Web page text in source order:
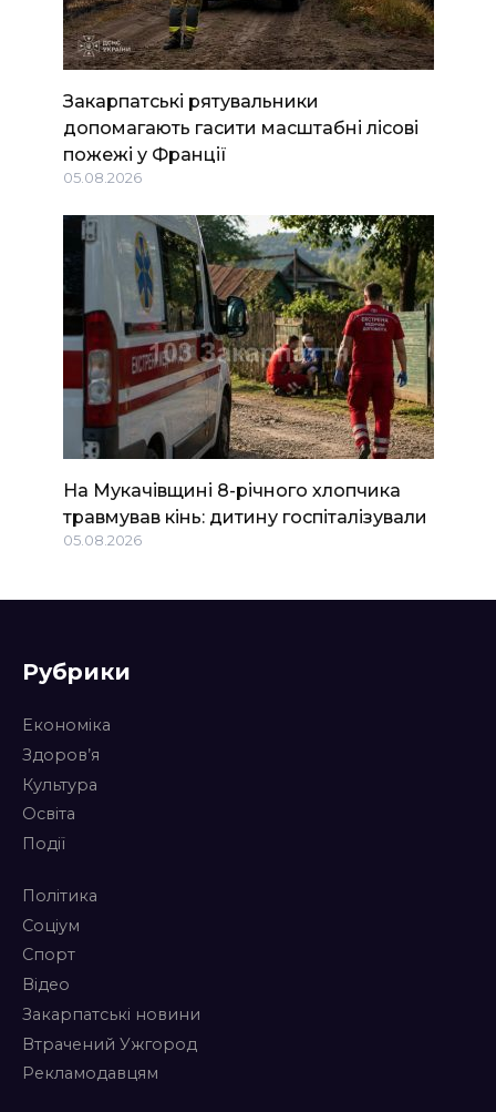
Закарпатські рятувальники
допомагають гасити масштабні лісові
пожежі у Франції
05.08.2026
На Мукачівщині 8-річного хлопчика
травмував кінь: дитину госпіталізували
05.08.2026
Рубрики
Економіка
Здоров’я
Культура
Освіта
Події
Політика
Соціум
Спорт
Відео
Закарпатські новини
Втрачений Ужгород
Рекламодавцям